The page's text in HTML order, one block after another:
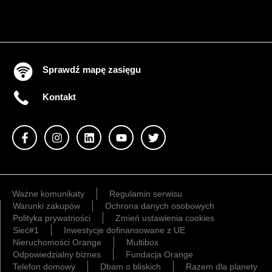
Sprawdź mapę zasięgu
Kontakt
Ważne komunikaty
Regulamin serwisu
Warunki zakupów
Ochrona danych osobowych
Polityka prywatności
Zmień ustawienia cookies
Sieć#1
Inwestycje dofinansowane z UE
Nieruchomości Orange
Multibox
Odpowiedzialny biznes
Fundacja Orange
Telefon domowy
Dbam o bliskich Razem dla planety